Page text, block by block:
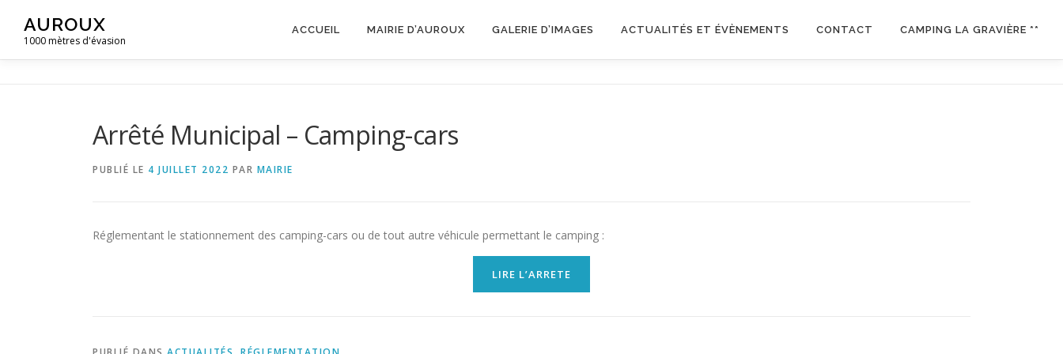
contenu
AUROUX
1000 mètres d'évasion
ACCUEIL MAIRIE D’AUROUX GALERIE D’IMAGES ACTUALITÉS ET ÉVÈNEMENTS CONTACT CAMPING LA GRAVIÈRE **
Arrêté Municipal – Camping-cars
PUBLIÉ LE 4 JUILLET 2022 PAR MAIRIE
Réglementant le stationnement des camping-cars ou de tout autre véhicule permettant le camping :
LIRE L’ARRETE